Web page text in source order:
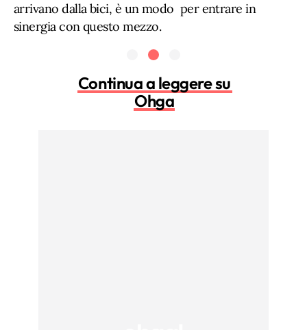
arrivano dalla bici, è un modo per entrare in
sinergia con questo mezzo.
Continua a leggere su
Ohga